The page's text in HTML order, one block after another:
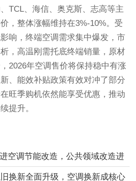
TCL、海信、奥克斯、志高等主
，整体涨幅维持在3%-10%。受
响，终端空调需求集中爆发，市
，高温刚需托底终端销量，原材
2026年空调售价将保持稳中有涨
、能效补贴政策有效对冲了部分
旺季购机依然能享受优惠，推动
提升。
空调节能改造，公共领域改造进
换新全面升级，空调换新成核心